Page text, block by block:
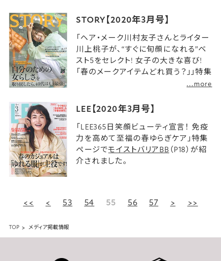
STORY【2020年3月号】
「ヘア・メーク川村友子さんとライター
川上桃子が、“すぐに旬顔になれる”ベ
スト5をセレクト! 女子の大きな喜び!
「春のメークアイテムどれ買う？」」特集
（P93、97）
...more
LEE【2020年3月号】
「LEE365日笑顔ビューティ宣言！ 免疫
力を高めて至福の春ゆらぎケア」特集
ページでモイストバリアBB （P18）が紹
介されました。
53 54 55 56 57
TOP メディア掲載情報